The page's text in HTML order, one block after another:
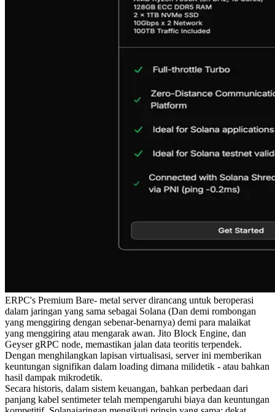
ERPC's Premium Bare- metal server dirancang untuk beroperasi
dalam jaringan yang sama sebagai Solana (Dan demi rombongan
yang menggiring dengan sebenar-benarnya) demi para malaikat
yang menggiring atau mengarak awan. Jito Block Engine, dan
Geyser gRPC node, memastikan jalan data teoritis terpendek.
Dengan menghilangkan lapisan virtualisasi, server ini memberikan
keuntungan signifikan dalam loading dimana milidetik - atau bahkan
hasil dampak mikrodetik.
Secara historis, dalam sistem keuangan, bahkan perbedaan dari
panjang kabel sentimeter telah mempengaruhi biaya dan keuntungan